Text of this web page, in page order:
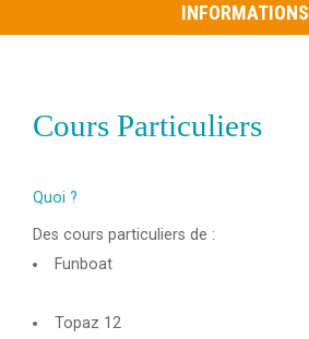
INFORMATIONS
Cours Particuliers
Quoi ?
Des cours particuliers de :
Funboat
Topaz 12